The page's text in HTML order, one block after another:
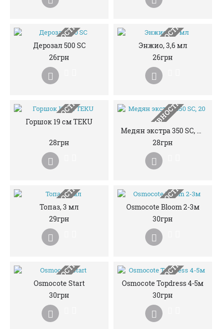
НЕМАЄ В НАЯВНОСТІ
Дерозал 500 SC
26грн
НЕМАЄ В НАЯВНОСТІ
Энжио, 3,6 мл
26грн
НЕМАЄ В НАЯВНОСТІ
Горшок 19 см TEKU
28грн НЕМАЄ В НАЯВНОСТІ
Медян экстра 350 SC, 20 мл
28грн
НЕМАЄ В НАЯВНОСТІ
Топаз, 3 мл
29грн
НЕМАЄ В НАЯВНОСТІ
Osmocote Bloom 2-3м
30грн
НЕМАЄ В НАЯВНОСТІ
Osmocote Start
30грн
НЕМАЄ В НАЯВНОСТІ
Osmocote Topdress 4-5м
30грн